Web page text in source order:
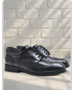
★ ★ ★ ★ ★
1.089,90 ₺
1.649,90 ₺
%34İndirim
Ücretsiz
Kargo
Tükeniyor